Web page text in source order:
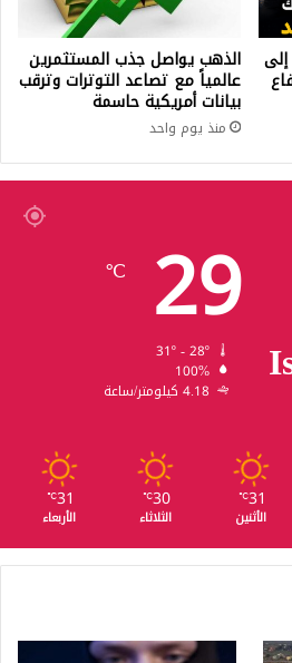
الذهب يواصل جذب المستثمرين
عالمياً مع تصاعد التوترات وترقب
بيانات أمريكية حاسمة
منذ يوم واحد
29
℃
100%
4.18 كيلومتر/ساعة
31
℃
الأثنين
30
℃
الثلاثاء
31
℃
الأربعاء